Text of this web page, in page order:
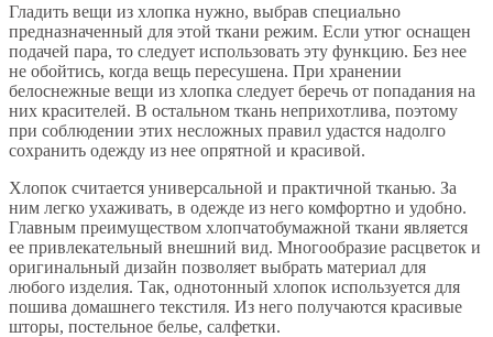
Гладить вещи из хлопка нужно, выбрав специально
предназначенный для этой ткани режим. Если утюг оснащен
подачей пара, то следует использовать эту функцию. Без нее
не обойтись, когда вещь пересушена. При хранении
белоснежные вещи из хлопка следует беречь от попадания на
них красителей. В остальном ткань неприхотлива, поэтому
при соблюдении этих несложных правил удастся надолго
сохранить одежду из нее опрятной и красивой.
Хлопок считается универсальной и практичной тканью. За
ним легко ухаживать, в одежде из него комфортно и удобно.
Главным преимуществом хлопчатобумажной ткани является
ее привлекательный внешний вид. Многообразие расцветок и
оригинальный дизайн позволяет выбрать материал для
любого изделия. Так, однотонный хлопок используется для
пошива домашнего текстиля. Из него получаются красивые
шторы, постельное белье, салфетки.